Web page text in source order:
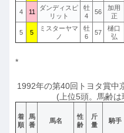
4 11
ダンディスピ
リット
牡
4
56
加用
正
5 5
ミスターヤマ
ノ
牡
6
57
樋口
弘
*
1992年の第40回トヨタ賞中
(上位5頭。馬齢
着
順
馬
番
馬名
性
齢
斤
量
騎手